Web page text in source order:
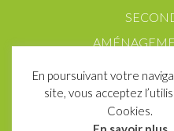
En poursuivant votre
site, vous acceptez
Cookies.